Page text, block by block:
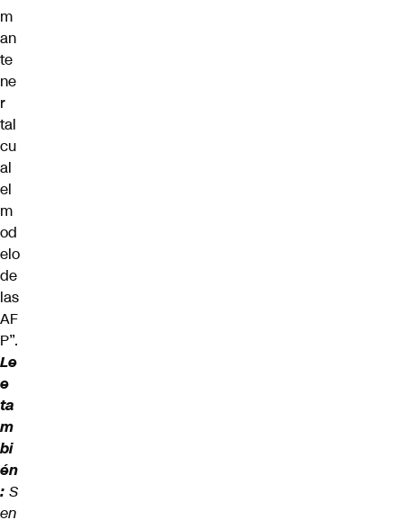
m
an
te
ne
r
tal
cu
al
el
m
od
elo
de
las
AF
P”.
Le
e
ta
m
bi
én
: S
en